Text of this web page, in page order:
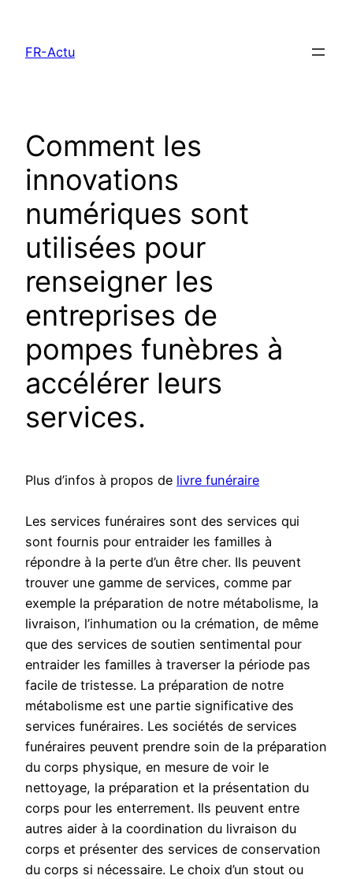
contenu
FR-Actu
Comment les
innovations
numériques sont
utilisées pour
renseigner les
entreprises de
pompes funèbres à
accélérer leurs
services.
Plus d’infos à propos de livre funéraire
Les services funéraires sont des services qui
sont fournis pour entraider les familles à
répondre à la perte d’un être cher. Ils peuvent
trouver une gamme de services, comme par
exemple la préparation de notre métabolisme, la
livraison, l’inhumation ou la crémation, de même
que des services de soutien sentimental pour
entraider les familles à traverser la période pas
facile de tristesse. La préparation de notre
métabolisme est une partie significative des
services funéraires. Les sociétés de services
funéraires peuvent prendre soin de la préparation
du corps physique, en mesure de voir le
nettoyage, la préparation et la présentation du
corps pour les enterrement. Ils peuvent entre
autres aider à la coordination du livraison du
corps et présenter des services de conservation
du corps si nécessaire. Le choix d’un stout ou